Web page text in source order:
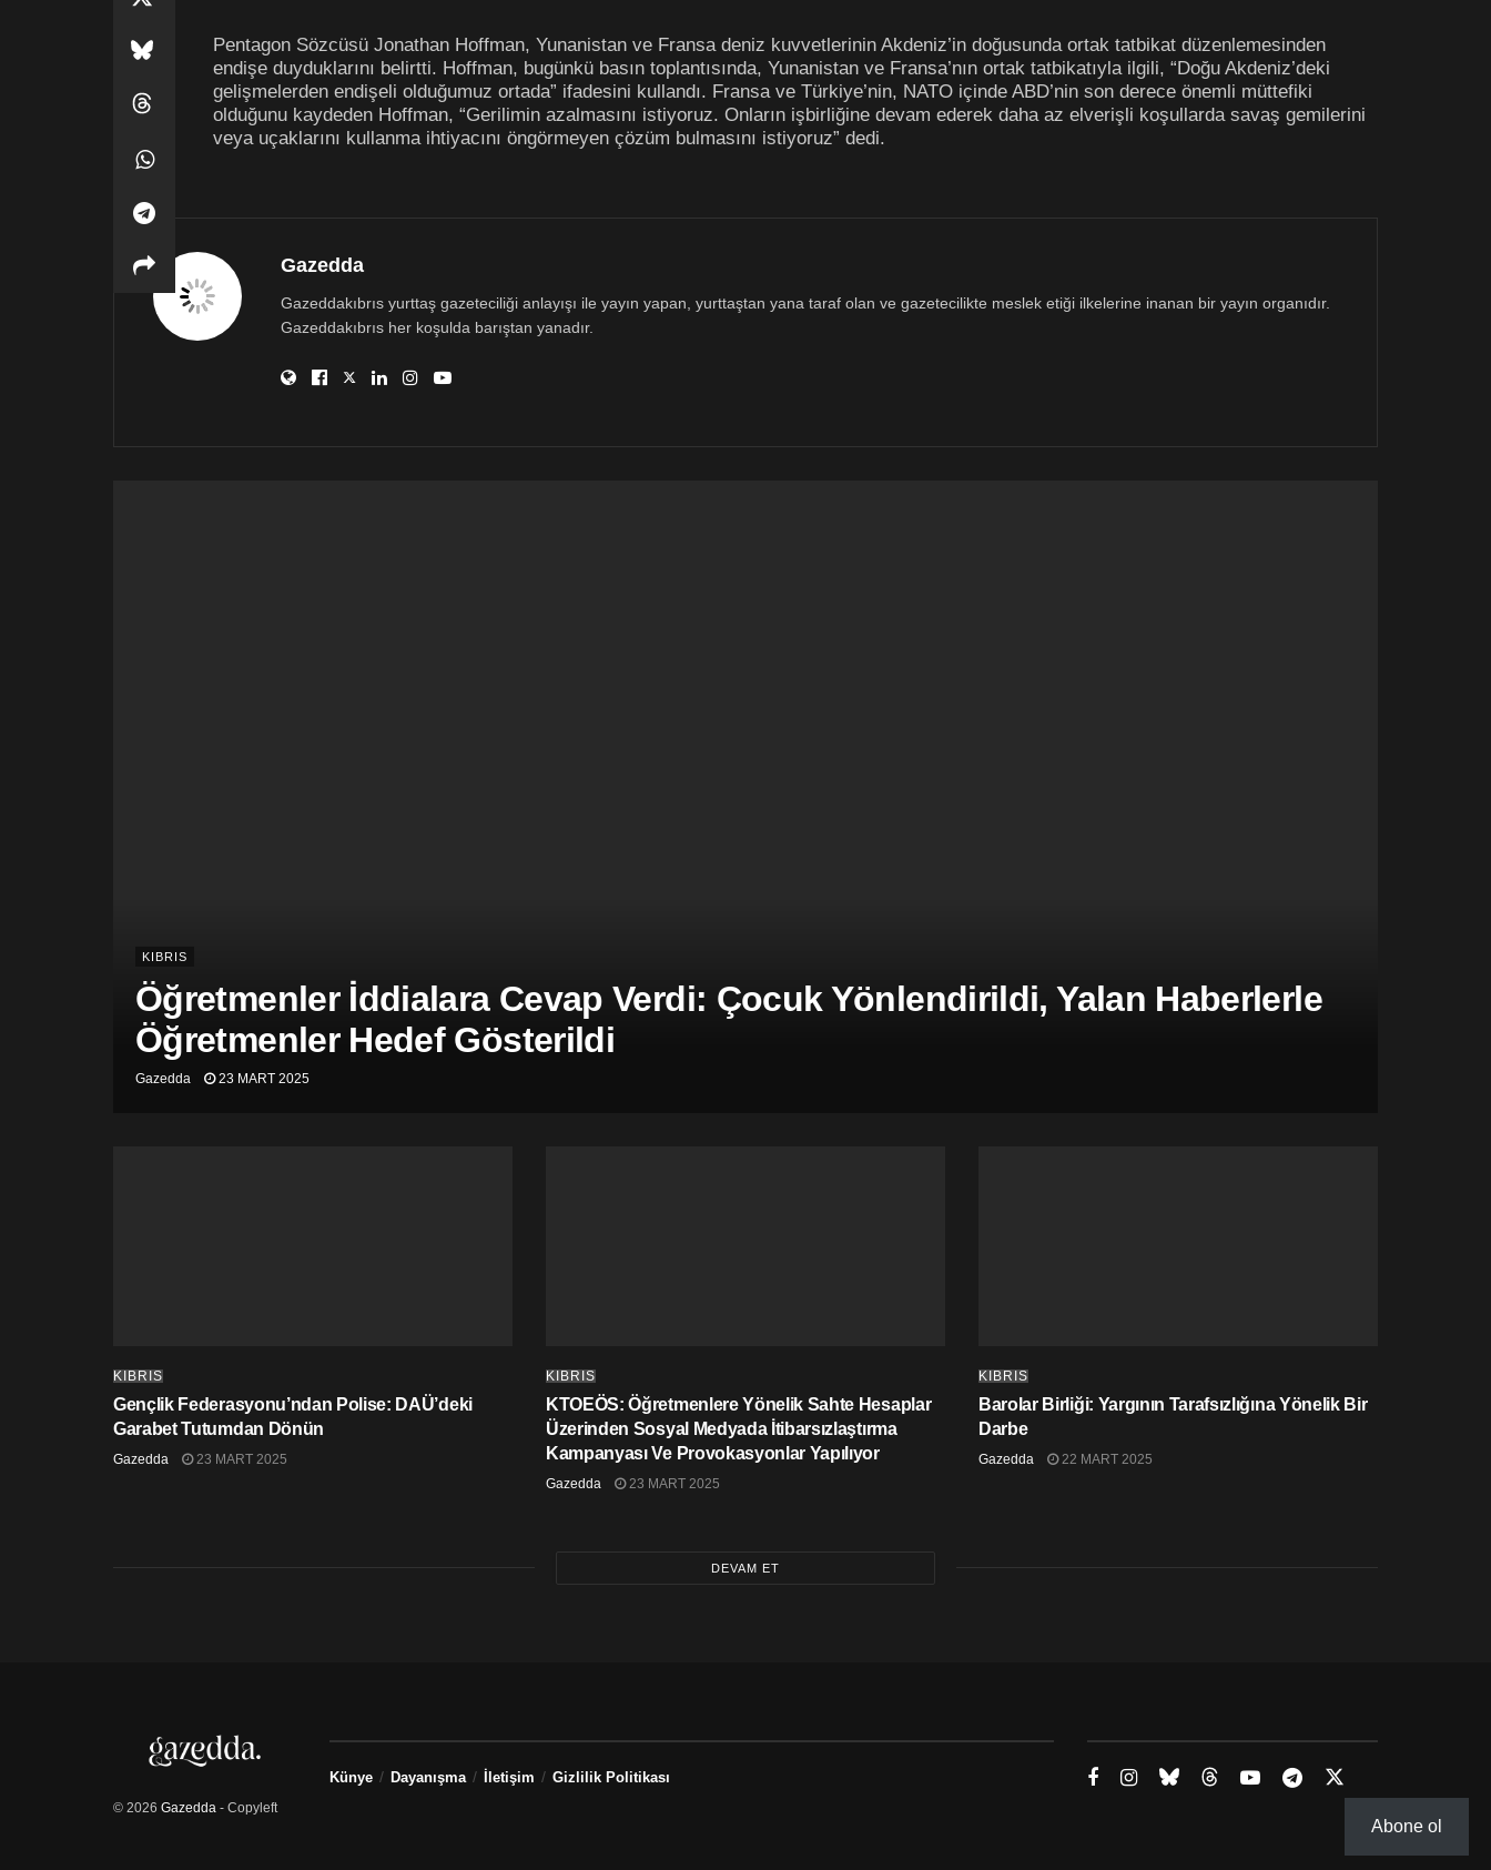
Pentagon Sözcüsü Jonathan Hoffman, Yunanistan ve Fransa deniz kuvvetlerinin Akdeniz’in doğusunda ortak tatbikat düzenlemesinden
endişe duyduklarını belirtti. Hoffman, bugünkü basın toplantısında, Yunanistan ve Fransa’nın ortak tatbikatıyla ilgili, “Doğu Akdeniz’deki
gelişmelerden endişeli olduğumuz ortada” ifadesini kullandı. Fransa ve Türkiye’nin, NATO içinde ABD’nin son derece önemli müttefiki
olduğunu kaydeden Hoffman, “Gerilimin azalmasını istiyoruz. Onların işbirliğine devam ederek daha az elverişli koşullarda savaş gemilerini
veya uçaklarını kullanma ihtiyacını öngörmeyen çözüm bulmasını istiyoruz” dedi.
Gazedda
Gazeddakıbrıs yurttaş gazeteciliği anlayışı ile yayın yapan, yurttaştan yana taraf olan ve gazetecilikte meslek etiği ilkelerine inanan bir yayın organıdır.
Gazeddakıbrıs her koşulda barıştan yanadır.
KIBRIS
Öğretmenler İddialara Cevap Verdi: Çocuk Yönlendirildi, Yalan Haberlerle
Öğretmenler Hedef Gösterildi
Gazedda 23 MART 2025
KIBRIS
Gençlik Federasyonu’ndan Polise: DAÜ’deki
Garabet Tutumdan Dönün
Gazedda 23 MART 2025
KIBRIS
KTOEÖS: Öğretmenlere Yönelik Sahte Hesaplar
Üzerinden Sosyal Medyada İtibarsızlaştırma
Kampanyası Ve Provokasyonlar Yapılıyor
Gazedda 23 MART 2025
KIBRIS
Barolar Birliği: Yargının Tarafsızlığına Yönelik Bir
Darbe
Gazedda 22 MART 2025
DEVAM ET
© 2026 Gazedda - Copyleft
Künye Dayanışma İletişim Gizlilik Politikası
Abone ol